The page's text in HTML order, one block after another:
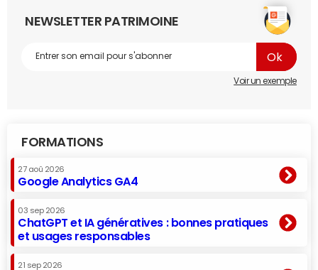
NEWSLETTER PATRIMOINE
Voir un exemple
FORMATIONS
27 aoû 2026
Google Analytics GA4
03 sep 2026
ChatGPT et IA génératives : bonnes pratiques
et usages responsables
21 sep 2026